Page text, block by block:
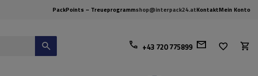
PackPoints – Treueprogrammshop@interpack24.atKontaktMein Konto
+43 720 775899